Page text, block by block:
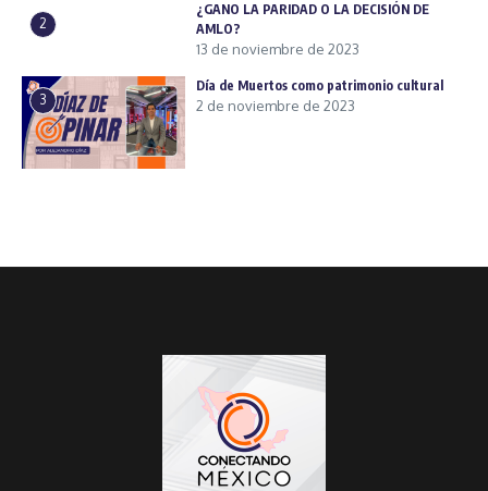
2
¿GANO LA PARIDAD O LA DECISIÓN DE
AMLO?
13 de noviembre de 2023
3
Día de Muertos como patrimonio cultural
2 de noviembre de 2023